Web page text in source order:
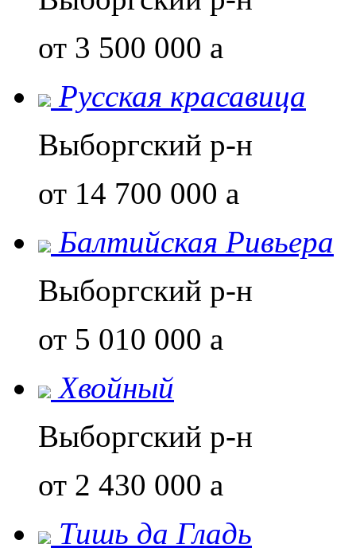
от 3 500 000 a
Русская красавица
Выборгский р-н
от 14 700 000 a
Балтийская Ривьера
Выборгский р-н
от 5 010 000 a
Хвойный
Выборгский р-н
от 2 430 000 a
Тишь да Гладь